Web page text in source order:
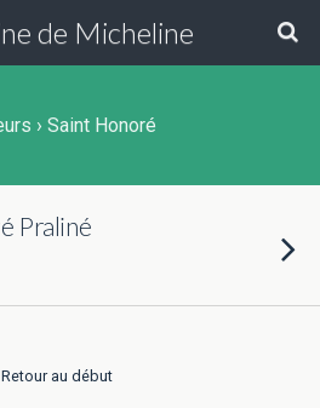
de Micheline
› Saint Honoré
Praliné
Retour au début